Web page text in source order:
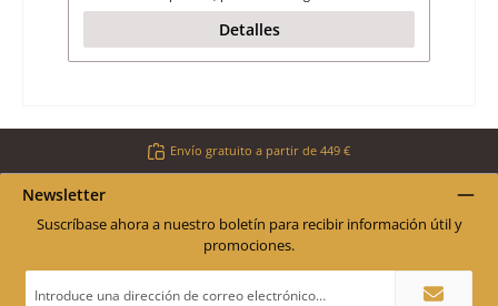
Detalles
Envío gratuito a partir de 449 €
Newsletter
Suscríbase ahora a nuestro boletín para recibir información útil y
promociones.
Dirección
de